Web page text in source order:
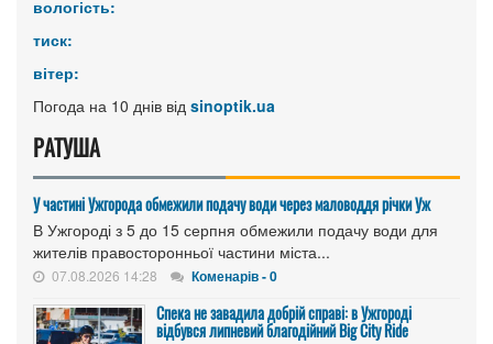
вологість:
тиск:
вітер:
Погода на 10 днів від sinoptik.ua
РАТУША
У частині Ужгорода обмежили подачу води через маловоддя річки Уж
В Ужгороді з 5 до 15 серпня обмежили подачу води для
жителів правосторонньої частини міста...
07.08.2026 14:28 Коменарів - 0
Спека не завадила добрій справі: в Ужгороді
відбувся липневий благодійний Big City Ride